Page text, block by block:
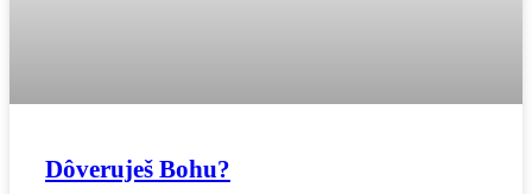
Dôveruješ Bohu?